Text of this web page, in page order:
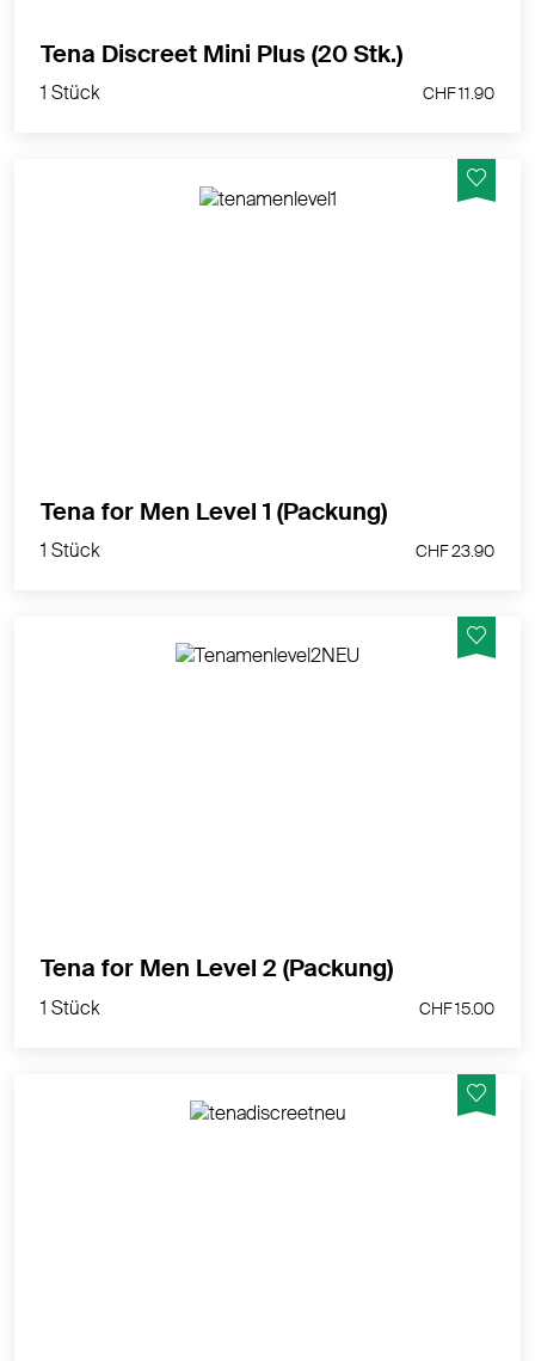
1 Stück
Tena Discreet Mini Plus (20 Stk.)
1 Stück CHF 11.90
1 Stück
Tena for Men Level 1 (Packung)
1 Stück CHF 23.90
1 Stück
Tena for Men Level 2 (Packung)
1 Stück CHF 15.00